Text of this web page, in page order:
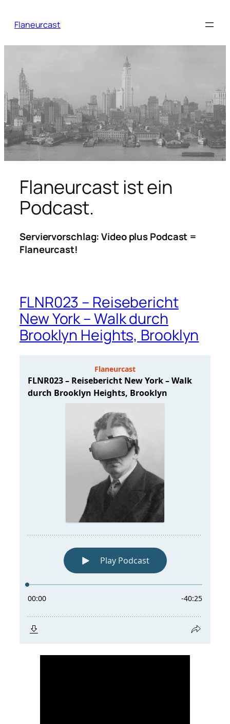
Inhalt
Flaneurcast
Flaneurcast ist ein
Podcast.
Serviervorschlag: Video plus Podcast =
Flaneurcast!
FLNR023 – Reisebericht
New York – Walk durch
Brooklyn Heights, Brooklyn